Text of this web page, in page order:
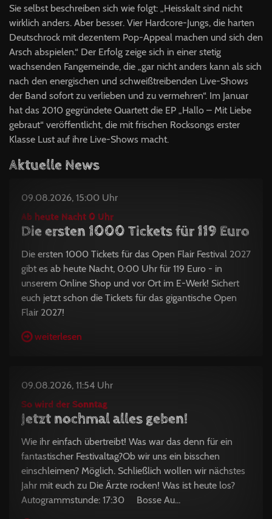
Sie selbst beschreiben sich wie folgt: „Heisskalt sind nicht
wirklich anders. Aber besser. Vier Hardcore-Jungs, die harten
Deutschrock mit dezentem Pop-Appeal machen und sich den
Arsch abspielen.“ Der Erfolg zeige sich in einer stetig
wachsenden Fangemeinde, die „gar nicht anders kann als sich
nach den energischen und schweißtreibenden Live-Shows
der Band sofort zu verlieben und zu vermehren“. Im Januar
hat das 2010 gegründete Quartett die EP „Hallo – Mit Liebe
gebraut“ veröffentlicht, die mit frischen Rocksongs erster
Klasse Lust auf ihre Live-Shows macht.
Aktuelle News
09.08.2026, 15:00 Uhr
Ab heute Nacht 0 Uhr
Die ersten 1000 Tickets für 119 Euro
Die ersten 1000 Tickets für das Open Flair Festival 2027
gibt es ab heute Nacht, 0:00 Uhr für 119 Euro - in
unserem Online Shop und vor Ort im E-Werk! Sichert
euch jetzt schon die Tickets für das gigantische Open
Flair 2027!
weiterlesen
09.08.2026, 11:54 Uhr
So wird der Sonntag
Jetzt nochmal alles geben!
Wie ihr einfach übertreibt! Was war das denn für ein
fantastischer Festivaltag?Ob wir uns ein bisschen
einschleimen? Möglich. Schließlich wollen wir nächstes
Jahr mit euch zu Die Ärzte rocken! Was ist heute los?
Autogrammstunde: 17:30 Bosse Au...